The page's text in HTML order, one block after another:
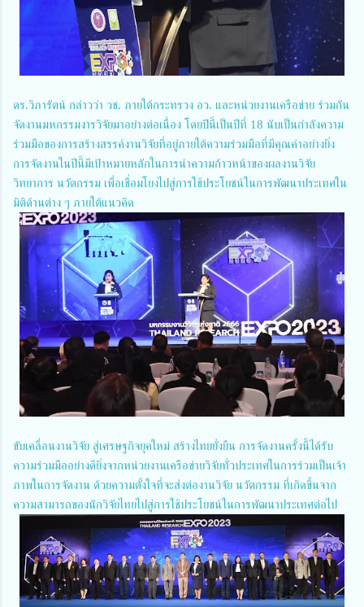
ดร.วิภารัตน์ กล่าวว่า วช. ภายใต้กระทรวง อว. และหน่วยงานเครือข่าย ร่วมกัน
จัดงานมหกรรมงารวิจัยมาอย่างต่อเนื่อง โดยปีนี้เป็นปีที่ 18 นับเป็นกำลังความ
ร่วมมือของการสร้างสรรค์งานวิจัยที่อยู่ภายใต้ความร่วมมือที่มีคุณค่าอย่างยิ่ง
การจัดงานในปีนี้มีเป้าหมายหลักในการนำความก้าวหน้าของผลงานวิจัย
วิทยาการ นวัตกรรม เพื่อเชื่อมโยงไปสู่การใช้ประโยชน์ในการพัฒนาประเทศใน
มิติด้านต่าง ๆ ภายใต้แนวคิด
ขับเคลื่อนงานวิจัย สู่เศรษฐกิจยุคใหม่ สร้างไทยยั่งยืน การจัดงานครั้งนี้ได้รับ
ความร่วมมืออย่างดียิ่งจากหน่วยงานเครือข่ายวิจัยทั่วประเทศในการร่วมเป็นเจ้า
ภาพในการจัดงาน ด้วยความตั้งใจที่จะส่งต่องานวิจัย นวัตกรรม ที่เกิดขึ้นจาก
ความสามารถของนักวิจัยไทยไปสู่การใช้ประโยชน์ในการพัฒนาประเทศต่อไป